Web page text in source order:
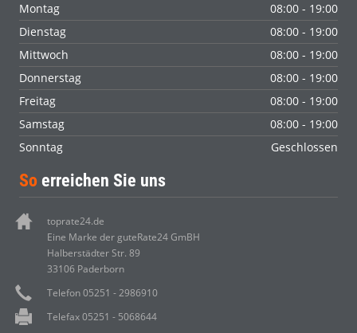
Montag
08:00 - 19:00
Dienstag
08:00 - 19:00
Mittwoch
08:00 - 19:00
Donnerstag
08:00 - 19:00
Freitag
08:00 - 19:00
Samstag
08:00 - 19:00
Sonntag
Geschlossen
So erreichen Sie uns
toprate24.de
Eine Marke der guteRate24 GmBH
Halberstädter Str. 89
33106 Paderborn
Telefon 05251 - 2986910
Telefax 05251 - 5068644